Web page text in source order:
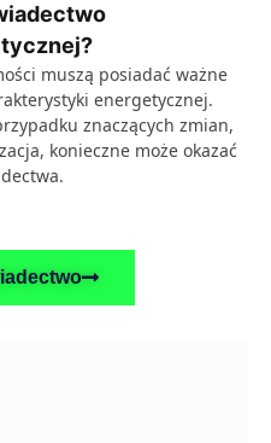
muszą posiadać ważne
energetycznej.
znaczących zmian,
konieczne może okazać